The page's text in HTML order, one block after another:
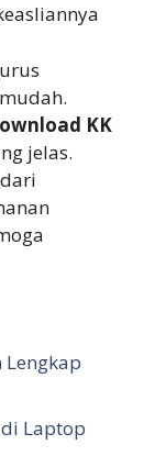
KK
jelas.
Lengkap
Laptop